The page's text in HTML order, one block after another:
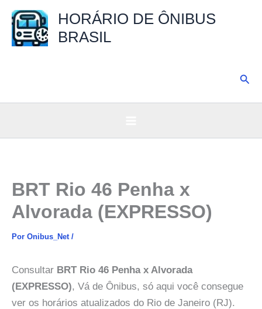
para
HORÁRIO DE ÔNIBUS
BRASIL
BRT Rio 46 Penha x
Alvorada (EXPRESSO)
Por Onibus_Net /
Consultar BRT Rio 46 Penha x Alvorada
(EXPRESSO), Vá de Ônibus, só aqui você consegue
ver os horários atualizados do Rio de Janeiro (RJ).